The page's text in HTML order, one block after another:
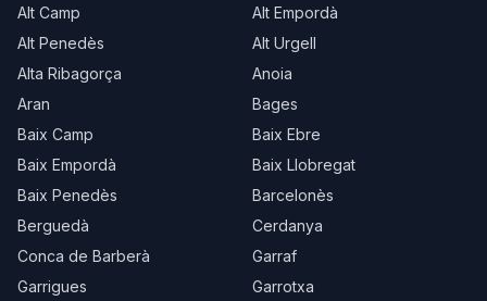
Alt Camp
Alt Empordà
Alt Penedès
Alt Urgell
Alta Ribagorça
Anoia
Aran
Bages
Baix Camp
Baix Ebre
Baix Empordà
Baix Llobregat
Baix Penedès
Barcelonès
Berguedà
Cerdanya
Conca de Barberà
Garraf
Garrigues
Garrotxa